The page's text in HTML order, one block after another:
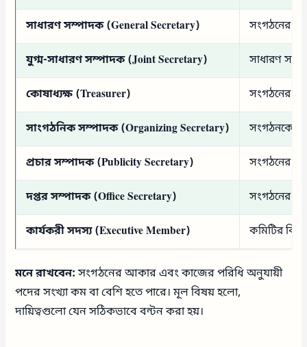
সাধারণ সম্পাদক (General Secretary) সংগঠনের
যুগ্ম-সাধারণ সম্পাদক (Joint Secretary) সাধারণ
কোষাধ্যক্ষ (Treasurer) সংগঠনের
সাংগঠনিক সম্পাদক (Organizing Secretary) সংগঠনকে
প্রচার সম্পাদক (Publicity Secretary) সংগঠনের
দপ্তর সম্পাদক (Office Secretary) সংগঠনের
কার্যকরী সদস্য (Executive Member) কমিটির
মনে রাখবেন:সংগঠনের আকার এবং কাজের পরিধি অনুযায়ী
পদের সংখ্যা কম বা বেশি হতে পারে। মূল বিষয় হলো,
দায়িত্বগুলো যেন সঠিকভাবে বন্টন করা হয়।